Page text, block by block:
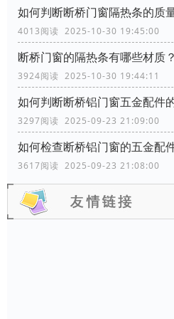
如何判断断桥门窗隔热条的质
4013阅读 2025-10-30 19:45:00
断桥门窗的隔热条有哪些材质？
3924阅读 2025-10-30 19:44:11
如何判断断桥铝门窗五金配件
3297阅读 2025-09-23 21:09:00
如何检查断桥铝门窗的五金配
3617阅读 2025-09-23 21:08:00